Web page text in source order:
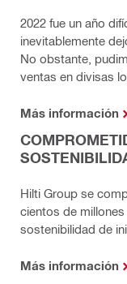
2022 fue un año
inevitablemente
No obstante,
ventas en divisas
Más información
Hilti Group se
cientos de
sostenibilidad de
Más información